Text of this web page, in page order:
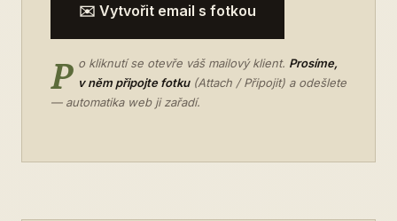
✉️ Vytvořit email s fotkou
P o kliknutí se otevře váš mailový klient. Prosíme,
v něm připojte fotku(Attach / Připojit) a odešlete
— automatika web ji zařadí.